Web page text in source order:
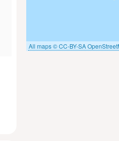
All maps © CC-BY-SA